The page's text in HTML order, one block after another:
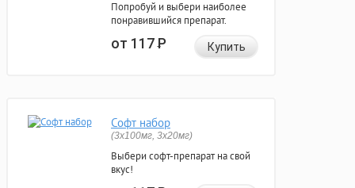
Попробуй и выбери наиболее
понравившийся препарат.
от 117Р Купить
Софт набор
(3x100мг, 3x20мг)
Выбери софт-препарат на свой
вкус!